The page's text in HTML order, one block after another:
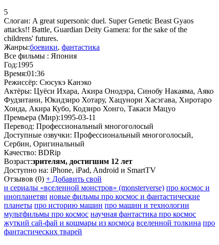
5
Слоган: A great supersonic duel. Super Genetic Beast Gyaos
attacks!! Battle, Guardian Deity Gamera: for the sake of the
childrens' futures.
Жанры:боевики, фантастика
Все фильмы : Япония
Год:1995
Время:01:36
Режиссёр: Сюсукэ Канэко
Актёры: Цуёси Ихара, Акира Онодэра, Синобу Накаяма, Аяко
Фудзитани, Юкидзиро Хотару, Хацунори Хасэгава, Хиротаро
Хонда, Акира Кубо, Кодзиро Хонго, Такаси Мацуо
Премьера (Мир):1995-03-11
Перевод: Профессиональный многоголосый
Доступные озвучки: Профессиональный многоголосый,
Сербин, Оригинальный
Качество: BDRip
Возраст:зрителям, достигшим 12 лет
Доступно на: iPhone, iPad, Android и SmartTV
Отзывов (0) + Добавить свой
и сериалы «вселенной монстров» (monsterverse) про космос и
инопланетян новые фильмы про космос и фантастические
планеты про историю машин про машин и технологии
мультфильмы про космос научная фантастика про космос
жуткий сай-фай и кошмары из космоса вселенной толкина про
фантастических тварей